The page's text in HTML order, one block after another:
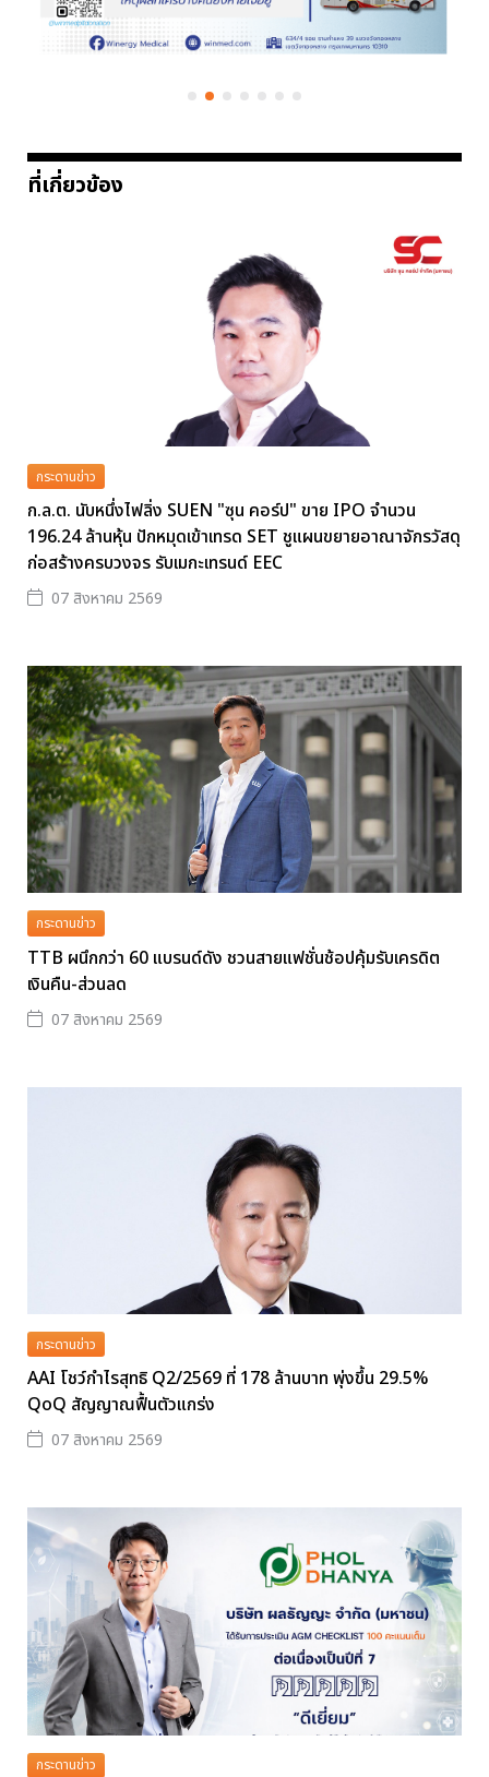
ที่เกี่ยวข้อง
กระดานข่าว
ก.ล.ต. นับหนึ่งไฟลิ่ง SUEN "ซุน คอร์ป" ขาย IPO จำนวน
196.24 ล้านหุ้น ปักหมุดเข้าเทรด SET ชูแผนขยายอาณาจักรวัสดุ
ก่อสร้างครบวงจร รับเมกะเทรนด์ EEC
07 สิงหาคม 2569
กระดานข่าว
TTB ผนึกกว่า 60 แบรนด์ดัง ชวนสายแฟชั่นช้อปคุ้มรับเครดิต
เงินคืน-ส่วนลด
07 สิงหาคม 2569
กระดานข่าว
AAI โชว์กำไรสุทธิ Q2/2569 ที่ 178 ล้านบาท พุ่งขึ้น 29.5%
QoQ สัญญาณฟื้นตัวแกร่ง
07 สิงหาคม 2569
กระดานข่าว